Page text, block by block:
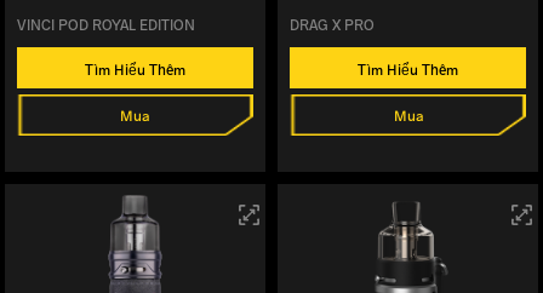
VINCI POD ROYAL EDITION
Tìm Hiểu Thêm
Mua
DRAG X PRO
Tìm Hiểu Thêm
Mua